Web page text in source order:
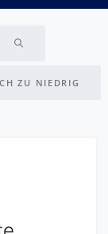
ZU NIEDRIG